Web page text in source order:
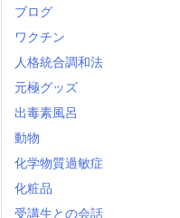
ブログ
ワクチン
人格統合調和法
元極グッズ
出毒素風呂
動物
化学物質過敏症
化粧品
受講生との会話